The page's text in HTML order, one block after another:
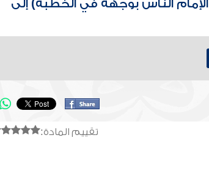
الناس بوجهه في الخطبة) إلى
تقييم المادة: